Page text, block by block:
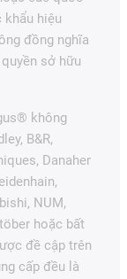
khẩu hiệu
đồng nghĩa
sở hữu
không
B&R,
Danaher
NUM,
hoặc bất
đề cập trên
cấp đều là